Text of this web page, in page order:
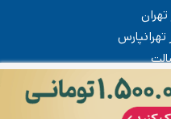
تهرانپارس
یا مطب